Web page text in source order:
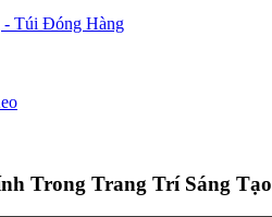
- Túi Đóng Hàng
Trong Trang Trí Sáng Tạo